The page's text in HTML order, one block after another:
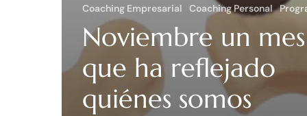
Coaching Empresarial Coaching Personal
Noviembre un mes
que ha reflejado
quiénes somos